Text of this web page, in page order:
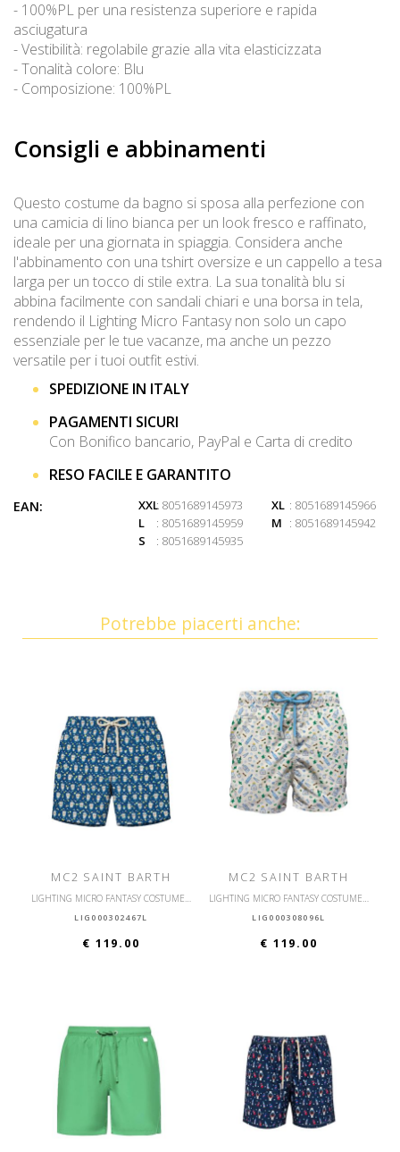
- 100%PL per una resistenza superiore e rapida
asciugatura
- Vestibilità: regolabile grazie alla vita elasticizzata
- Tonalità colore: Blu
- Composizione: 100%PL
Consigli e abbinamenti
Questo costume da bagno si sposa alla perfezione con
una camicia di lino bianca per un look fresco e raffinato,
ideale per una giornata in spiaggia. Considera anche
l'abbinamento con una tshirt oversize e un cappello a tesa
larga per un tocco di stile extra. La sua tonalità blu si
abbina facilmente con sandali chiari e una borsa in tela,
rendendo il Lighting Micro Fantasy non solo un capo
essenziale per le tue vacanze, ma anche un pezzo
versatile per i tuoi outfit estivi.
SPEDIZIONE IN ITALY
PAGAMENTI SICURI
Con Bonifico bancario, PayPal e Carta di credito
RESO FACILE E GARANTITO
EAN: XXL: 8051689145973 XL : 8051689145966
L
: 8051689145959 M : 8051689145942
S
: 8051689145935
Potrebbe piacerti anche:
MC2 SAINT BARTH
LIGHTING MICRO FANTASY COSTUME DA BAGNO ULTRALEGGERO
LIG000302467L
€ 119.00
MC2 SAINT BARTH
LIGHTING MICRO FANTASY COSTUME DA BAGNO ULTRALEGGERO
LIG000308096L
€ 119.00